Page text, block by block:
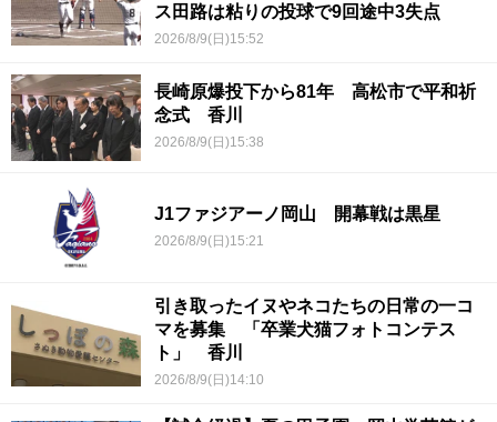
ス田路は粘りの投球で9回途中3失点
2026/8/9(日)15:52
長崎原爆投下から81年 高松市で平和祈
念式 香川
2026/8/9(日)15:38
J1ファジアーノ岡山 開幕戦は黒星
2026/8/9(日)15:21
引き取ったイヌやネコたちの日常の一コ
マを募集 「卒業犬猫フォトコンテス
ト」 香川
2026/8/9(日)14:10